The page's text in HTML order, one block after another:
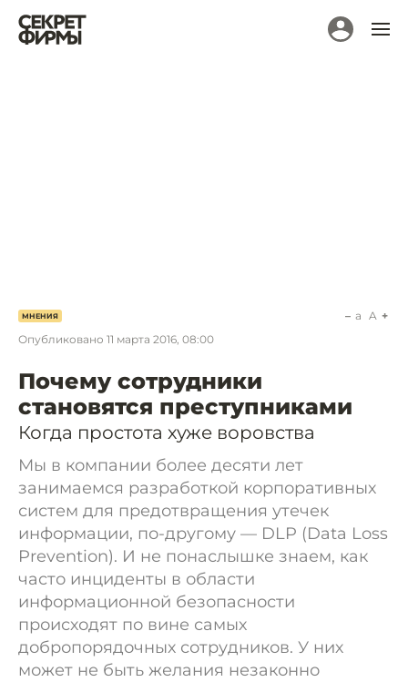
МНЕНИЯ
Опубликовано 11 марта 2016, 08:00
a A
Почему сотрудники
становятся преступниками
Когда простота хуже воровства
Мы в компании более десяти лет
занимаемся разработкой корпоративных
систем для предотвращения утечек
информации, по-другому — DLP (Data Loss
Prevention). И не понаслышке знаем, как
часто инциденты в области
информационной безопасности
происходят по вине самых
добропорядочных сотрудников. У них
может не быть желания незаконно